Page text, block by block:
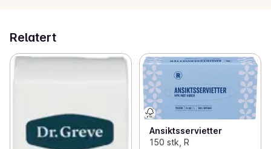
Relatert
Ansiktsservietter
150 stk, R